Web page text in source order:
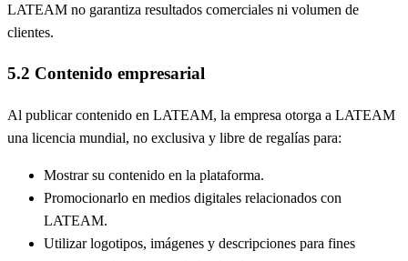
LATEAM no garantiza resultados comerciales ni volumen de
clientes.
5.2 Contenido empresarial
Al publicar contenido en LATEAM, la empresa otorga a LATEAM
una licencia mundial, no exclusiva y libre de regalías para:
Mostrar su contenido en la plataforma.
Promocionarlo en medios digitales relacionados con
LATEAM.
Utilizar logotipos, imágenes y descripciones para fines